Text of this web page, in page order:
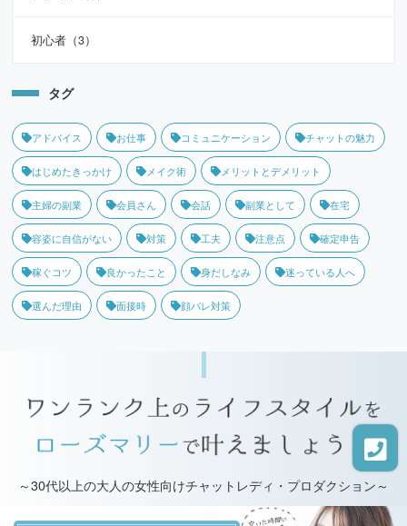
初心者（3）
タグ
アドバイス お仕事 コミュニケーション チャットの魅力
はじめたきっかけ メイク術 メリットとデメリット
主婦の副業 会員さん 会話 副業として 在宅
容姿に自信がない 対策 工夫 注意点 確定申告
稼ぐコツ 良かったこと 身だしなみ 迷っている人へ
選んだ理由 面接時 顔バレ対策
～30代以上の大人の女性向けチャットレディ・プロダクション～